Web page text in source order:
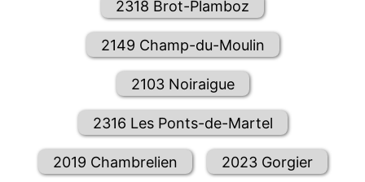
2318 Brot-Plamboz
2149 Champ-du-Moulin
2103 Noiraigue
2316 Les Ponts-de-Martel
2019 Chambrelien 2023 Gorgier